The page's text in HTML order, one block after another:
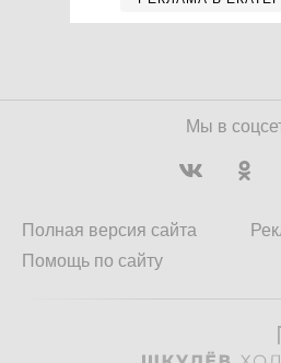
Мы в
Полная версия сайта
Помощь по сайту